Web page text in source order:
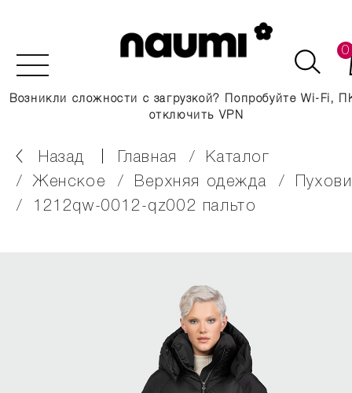
0
Возникли сложности с загрузкой? Попробуйте Wi-Fi,
отключить VPN
Назад главная
каталог
женское
верхняя одежда
1212qw-0012-qz002 пальто